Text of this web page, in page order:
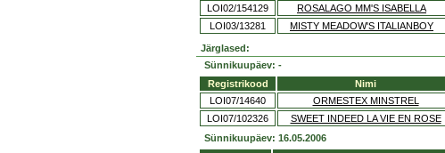
LOI02/154129
ROSALAGO MM'S ISABELLA
LOI03/13281
MISTY MEADOW'S ITALIANBOY
Järglased:
Sünnikuupäev: -
Registrikood
Nimi
LOI07/14640
ORMESTEX MINSTREL
LOI07/102326
SWEET INDEED LA VIE EN ROSE
Sünnikuupäev: 16.05.2006